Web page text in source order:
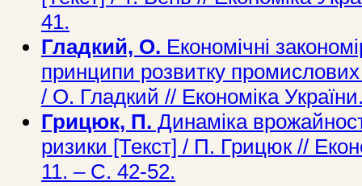
41.
Гладкий, О. Економічні
принципи розвитку
/ О. Гладкий // Економіка
Грицюк, П. Динаміка
ризики [Текст] / П. Грицюк //
11. – С. 42-52.